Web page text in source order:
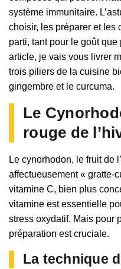
système immunitaire.
choisir, les préparer et les
parti, tant pour le goût
article, je vais vous livrer
trois piliers de la cuisine
gingembre et le curcuma.
Le
rouge de
Le cynorhodon, le fruit de
affectueusement « gratte-
vitamine C, bien plus
vitamine est essentielle
stress oxydatif. Mais pour
préparation est cruciale.
La technique